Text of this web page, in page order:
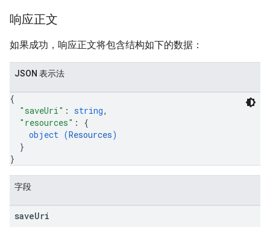
响应正文
如果成功，响应正文将包含结构如下的数据：
JSON 表示法
{
"saveUri" : string,
"resources" : {
object (Resources)
}
}
字段
saveUri